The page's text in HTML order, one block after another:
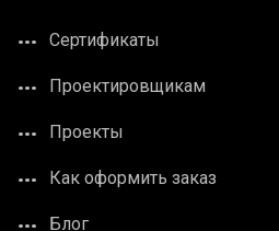
Сертификаты
Проектировщикам
Проекты
Как оформить заказ
Блог